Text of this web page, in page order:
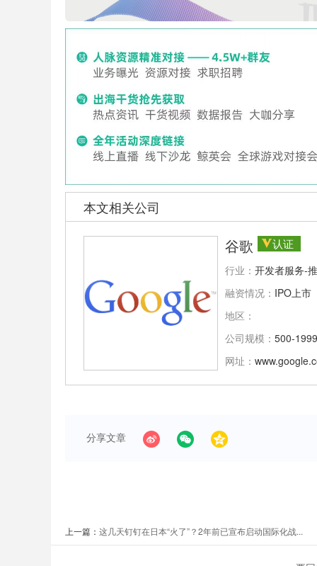
本文相关公司
谷歌 认证
行业： 开发者服务-
融资情况： IPO上市
地区：
公司规模： 500-
网址：
分享文章
上一篇： 这几天钉钉在日本“火了”？2年前已宣布启动国际化战...